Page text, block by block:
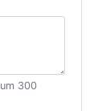
300